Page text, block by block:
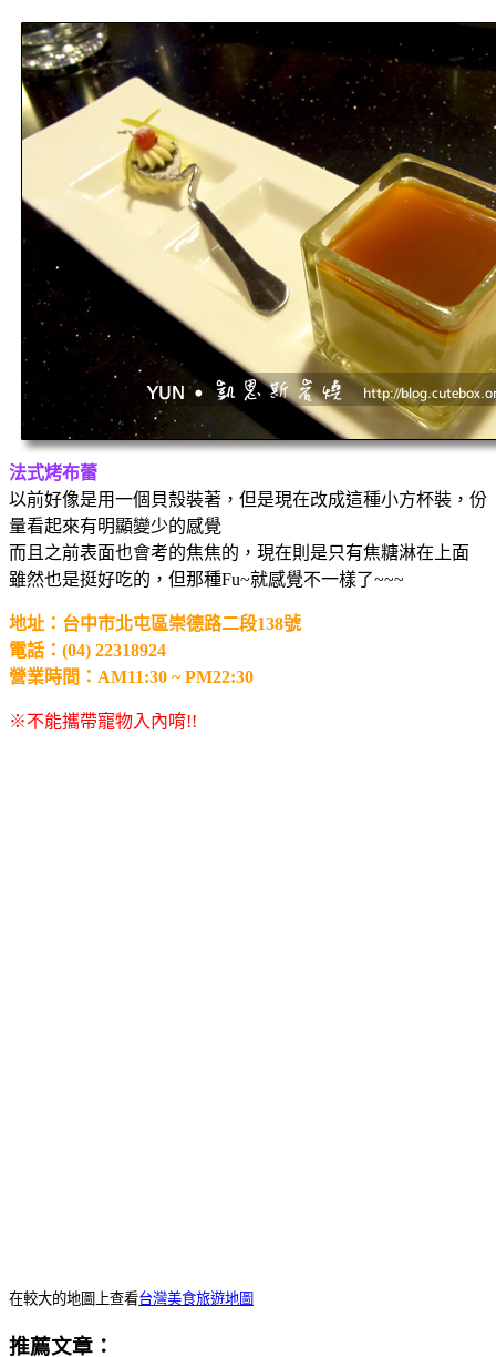
法式烤布蕾
以前好像是用一個貝殼裝著，但是現在改成這種小方杯裝，份
量看起來有明顯變少的感覺
而且之前表面也會考的焦焦的，現在則是只有焦糖淋在上面
雖然也是挺好吃的，但那種Fu~就感覺不一樣了~~~
地址：台中市北屯區崇德路二段138號
電話：(04) 22318924
營業時間：AM11:30 ~ PM22:30
※不能攜帶寵物入內唷!!
在較大的地圖上查看台灣美食旅遊地圖
推薦文章：